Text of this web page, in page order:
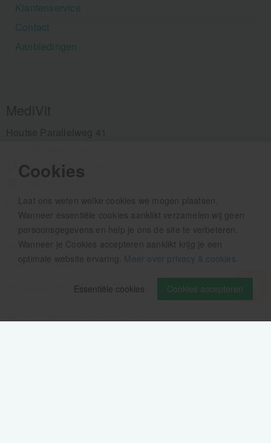
Cookies
Laat ons weten welke cookies we mogen plaatsen.
Wanneer essentiële cookies aanklikt verzamelen wij geen
persoonsgegevens en help je ons de site te verbeteren.
Wanneer je Cookies accepteren aanklikt krijg je een
optimale website ervaring. Meer over privacy & cookies
Cookies accepteren
Essentiële cookies
Klantenservice
Contact
Aanbiedingen
+31 (0)492 - 792 482
Openingstijden:
Maandag t/m vrijdag
08.00 - 12.30u
13.00 - 16.00u
Wij pauzeren tussen 12.30 en 13.00u
Aanmelden nieuwsbrief